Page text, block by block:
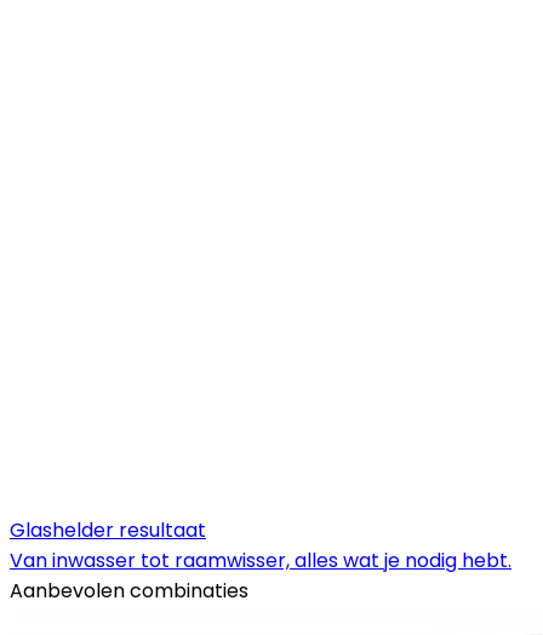
Glashelder resultaat
Van inwasser tot raamwisser, alles wat je nodig hebt.
Aanbevolen combinaties